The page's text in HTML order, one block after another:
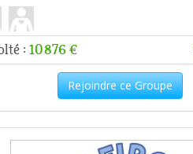
: 10 876 €
Rejoindre ce Groupe